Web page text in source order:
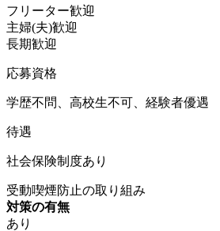
フリーター歓迎
主婦(夫)歓迎
長期歓迎
応募資格
学歴不問、高校生不可、経験者優遇
待遇
社会保険制度あり
受動喫煙防止の取り組み
対策の有無
あり